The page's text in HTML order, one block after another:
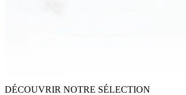
DÉCOUVRIR NOTRE SÉLECTION